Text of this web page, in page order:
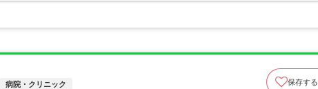
病院・クリニック 保存する